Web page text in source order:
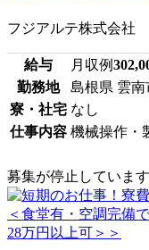
フジアルテ株式会社
給与 月収例
勤務地
島根県 雲南
寮・社宅 なし
仕事内容 機械操作・
募集が停止しています